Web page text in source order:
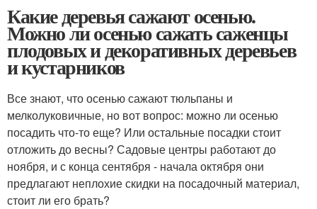
Какие деревья сажают осенью.
Можно ли осенью сажать саженцы
плодовых и декоративных деревьев
и кустарников
Все знают, что осенью сажают тюльпаны и
мелколуковичные, но вот вопрос: можно ли осенью
посадить что-то еще? Или остальные посадки стоит
отложить до весны? Садовые центры работают до
ноября, и с конца сентября - начала октября они
предлагают неплохие скидки на посадочный материал,
стоит ли его брать?